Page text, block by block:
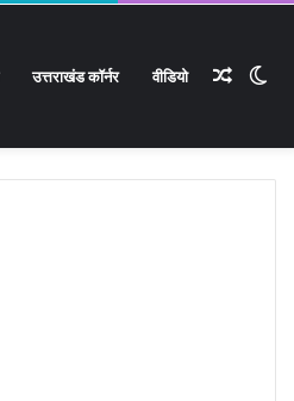
उत्तराखंड कॉर्नर वीडियो